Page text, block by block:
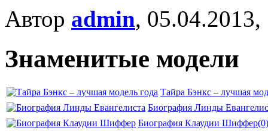
Автор admin,
Знаменитые модели
Тайра Бэнкс – лучшая
Биография Линды
Биография Клаудии Шиффер(0)